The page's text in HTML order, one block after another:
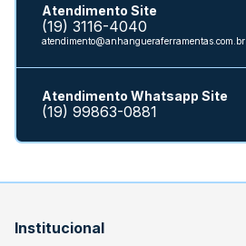
Atendimento Site
(19) 3116-4040
atendimento@anhangueraferramentas.com.br
Atendimento Whatsapp Site
(19) 99863-0881
Institucional